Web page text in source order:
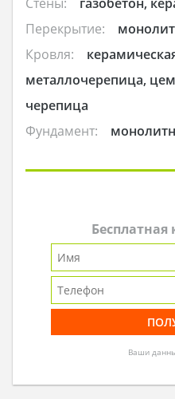
Перекрытие:
Кровля:
металлочерепица,
черепица
Фундамент:
Бесплатная
Ваши